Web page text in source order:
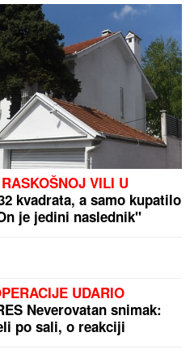
DA JE DOBRO"Dea
U AFEKTU,